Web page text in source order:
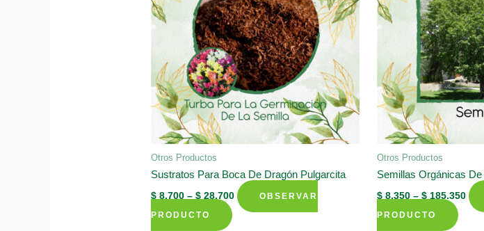
Otros Productos
Sustratos Para Boca De Dragón Pulgarcita
$ 8.700 –$ 28.700
OBSERVAR
PRODUCTO
This
Otros Productos
Semillas Orgánicas
$ 8.350 –$ 185.350
PRODUCTO
This